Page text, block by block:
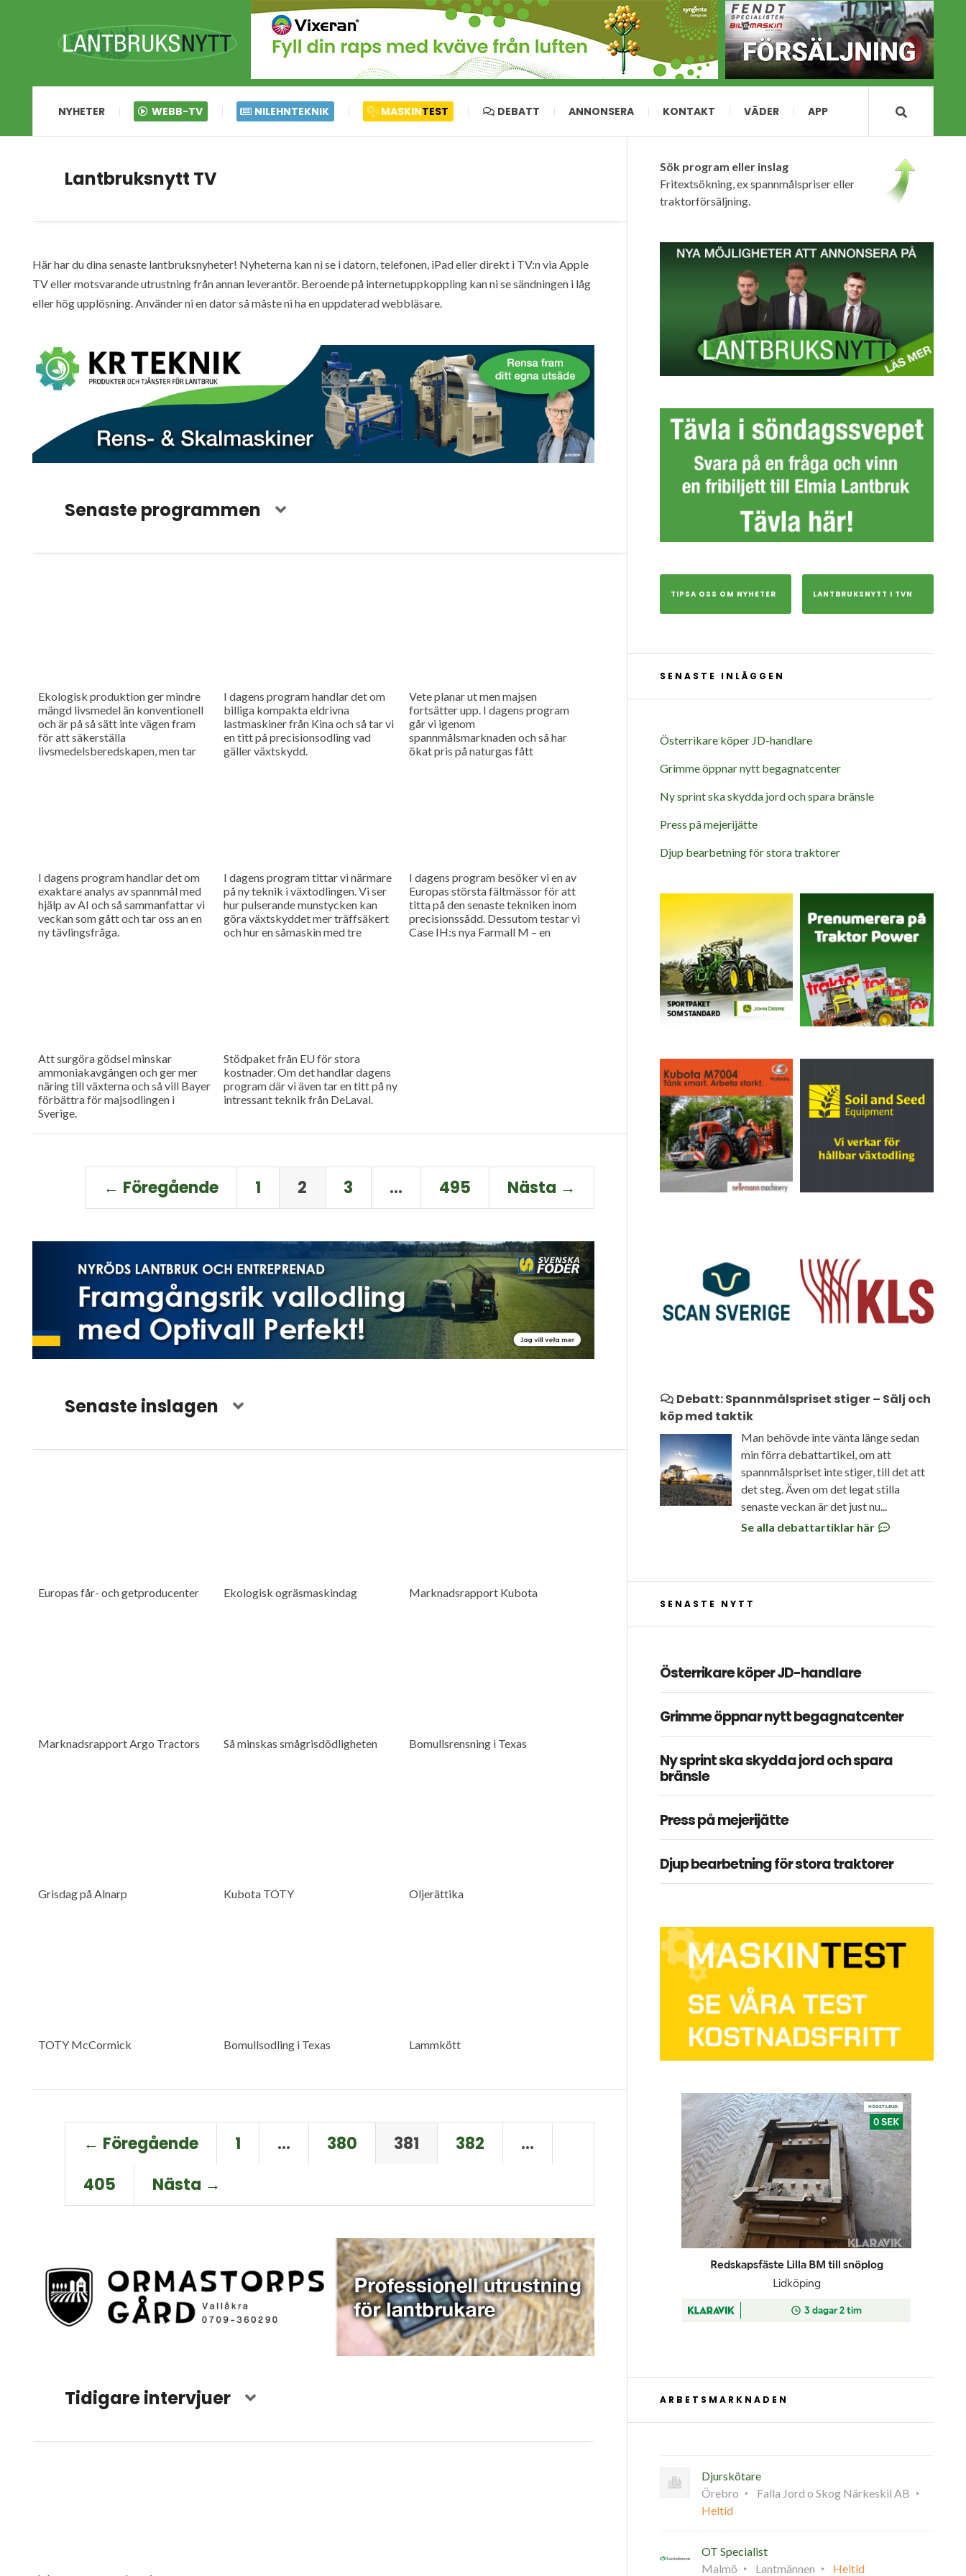
NYHETER WEBB-TV NILEHNTEKNIK MASKINTEST DEBATT ANNONSERA KONTAKT VÄDER APP
Lantbruksnytt TV
Här har du dina senaste lantbruksnyheter! Nyheterna kan ni se i datorn, telefonen, iPad eller direkt i TV:n via Apple
TV eller motsvarande utrustning från annan leverantör. Beroende på internetuppkoppling kan ni se sändningen i låg
eller hög upplösning. Använder ni en dator så måste ni ha en uppdaterad webbläsare.
Senaste programmen
Ekologisk produktion ger mindre
mängd livsmedel än konventionell
och är på så sätt inte vägen fram
för att säkerställa
livsmedelsberedskapen, men tar
I dagens program handlar det om
billiga kompakta eldrivna
lastmaskiner från Kina och så tar vi
en titt på precisionsodling vad
gäller växtskydd.
Vete planar ut men majsen
fortsätter upp. I dagens program
går vi igenom
spannmålsmarknaden och så har
ökat pris på naturgas fått
I dagens program handlar det om
exaktare analys av spannmål med
hjälp av AI och så sammanfattar vi
veckan som gått och tar oss an en
ny tävlingsfråga.
I dagens program tittar vi närmare
på ny teknik i växtodlingen. Vi ser
hur pulserande munstycken kan
göra växtskyddet mer träffsäkert
och hur en såmaskin med tre
I dagens program besöker vi en av
Europas största fältmässor för att
titta på den senaste tekniken inom
precisionssådd. Dessutom testar vi
Case IH:s nya Farmall M – en
Att surgöra gödsel minskar
ammoniakavgången och ger mer
näring till växterna och så vill Bayer
förbättra för majsodlingen i
Sverige.
Stödpaket från EU för stora
kostnader. Om det handlar dagens
program där vi även tar en titt på ny
intressant teknik från DeLaval.
← Föregående 1 2 3 … 495 Nästa →
Senaste inslagen
Europas får- och getproducenter Ekologisk ogräsmaskindag Marknadsrapport Kubota
Marknadsrapport Argo Tractors Så minskas smågrisdödligheten Bomullsrensning i Texas
Grisdag på Alnarp Kubota TOTY Oljerättika
TOTY McCormick Bomullsodling i Texas Lammkött
← Föregående 1 … 380 381 382
…
405
Nästa →
Tidigare intervjuer
Sök program eller inslag
Fritextsökning, ex spannmålspriser eller
traktorförsäljning.
TIPSA OSS OM NYHETER LANTBRUKSNYTT I TVN
SENASTE INLÄGGEN
Österrikare köper JD-handlare
Grimme öppnar nytt begagnatcenter
Ny sprint ska skydda jord och spara bränsle
Press på mejerijätte
Djup bearbetning för stora traktorer
Debatt: Spannmålspriset stiger – Sälj och
köp med taktik
Man behövde inte vänta länge sedan
min förra debattartikel, om att
spannmålspriset inte stiger, till det att
det steg. Även om det legat stilla
senaste veckan är det just nu...
Se alla debattartiklar här
SENASTE NYTT
Österrikare köper JD-handlare
Grimme öppnar nytt begagnatcenter
Ny sprint ska skydda jord och spara
bränsle
Press på mejerijätte
Djup bearbetning för stora traktorer
ARBETSMARKNADEN
Djurskötare
Örebro
Falla Jord o Skog Närkeskil AB
Heltid
OT Specialist
Malmö
Lantmännen Heltid